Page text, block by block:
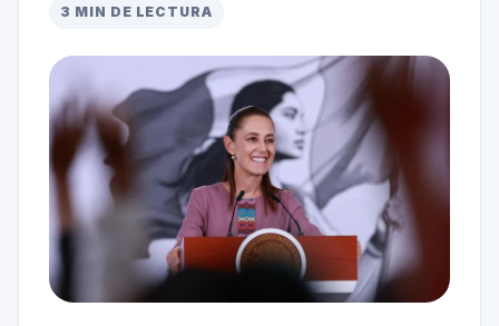
3 MIN DE LECTURA